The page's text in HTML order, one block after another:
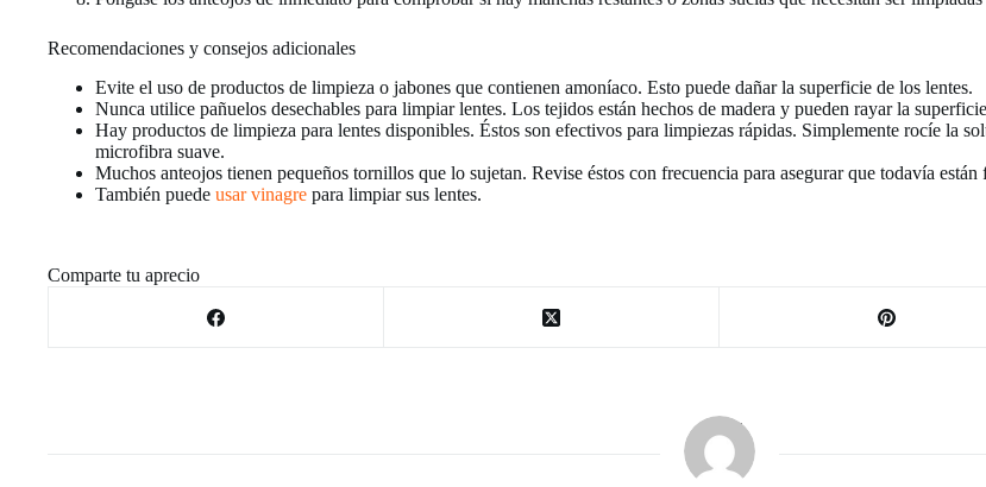
Recomendaciones y consejos adicionales
Evite el uso de productos de limpieza o jabones que contienen amoníaco. Esto puede dañar la superficie de los lentes.
Nunca utilice pañuelos desechables para limpiar lentes. Los tejidos están hechos de madera y pueden rayar la
Hay productos de limpieza para lentes disponibles. Éstos son efectivos para limpiezas rápidas. Simplemente rocíe la
microfibra suave.
Muchos anteojos tienen pequeños tornillos que lo sujetan. Revise éstos con frecuencia para asegurar que todavía están
También puede usar vinagre para limpiar sus lentes.
Comparte tu aprecio